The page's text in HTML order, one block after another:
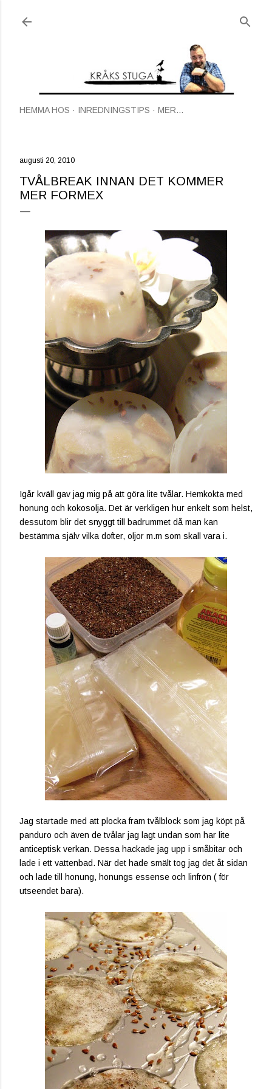
HEMMA HOS INREDNINGSTIPS MER…
augusti 20, 2010
TVÅLBREAK INNAN DET KOMMER
MER FORMEX
Igår kväll gav jag mig på att göra lite tvålar. Hemkokta med
honung och kokosolja. Det är verkligen hur enkelt som helst,
dessutom blir det snyggt till badrummet då man kan
bestämma själv vilka dofter, oljor m.m som skall vara i.
Jag startade med att plocka fram tvålblock som jag köpt på
panduro och även de tvålar jag lagt undan som har lite
anticeptisk verkan. Dessa hackade jag upp i småbitar och
lade i ett vattenbad. När det hade smält tog jag det åt sidan
och lade till honung, honungs essense och linfrön ( för
utseendet bara).